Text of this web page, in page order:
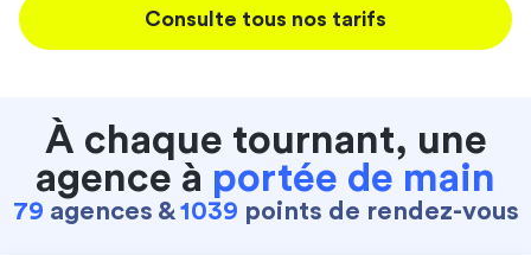
Consulte tous nos tarifs
À chaque tournant, une
agence à portée de main
79 agences &1039 points de rendez-vous